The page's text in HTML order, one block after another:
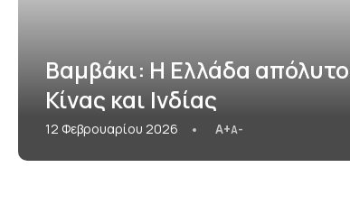
Βαμβάκι: Η Ελλάδα
Κίνας και Ινδίας
12 Φεβρουαρίου 2026 A+A-